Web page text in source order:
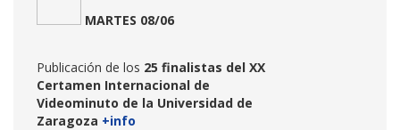
MARTES 08/06
Publicación de los 25 finalistas del XX
Certamen Internacional de
Videominuto de la Universidad de
Zaragoza +info